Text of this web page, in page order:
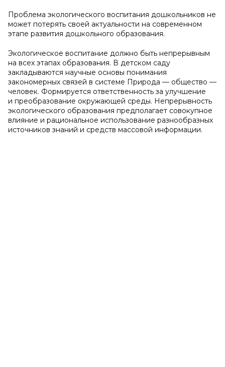
Проблема экологического воспитания дошкольников не
может потерять своей актуальности на современном
этапе развития дошкольного образования.
Экологическое воспитание должно быть непрерывным
на всех этапах образования. В детском саду
закладываются научные основы понимания
закономерных связей в системе Природа — общество —
человек. Формируется ответственность за улучшение
и преобразование окружающей среды. Непрерывность
экологического образования предполагает совокупное
влияние и рациональное использование разнообразных
источников знаний и средств массовой информации.